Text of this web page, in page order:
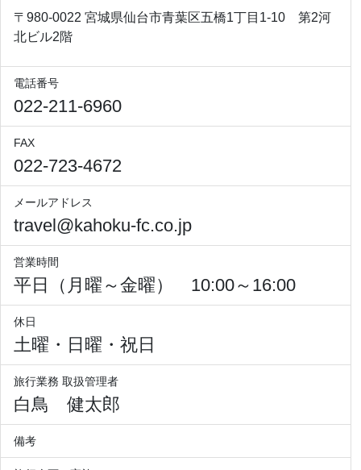
〒980-0022 宮城県仙台市青葉区五橋1丁目1-10 第2河
北ビル2階
電話番号
022-211-6960
FAX
022-723-4672
メールアドレス
travel@kahoku-fc.co.jp
営業時間
平日（月曜～金曜） 10:00～16:00
休日
土曜・日曜・祝日
旅行業務 取扱管理者
白鳥 健太郎
備考